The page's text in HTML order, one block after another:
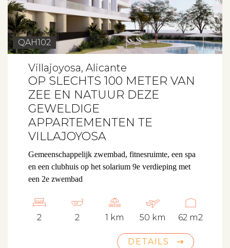
QAH102
Villajoyosa, Alicante
OP SLECHTS 100 METER VAN
ZEE EN NATUUR DEZE
GEWELDIGE
APPARTEMENTEN TE
VILLAJOYOSA
Gemeenschappelijk zwembad, fitnesruimte, een spa
en een clubhuis op het solarium 9e verdieping met
een 2e zwembad
2 2 1 km 50 km 62 m2
DETAILS